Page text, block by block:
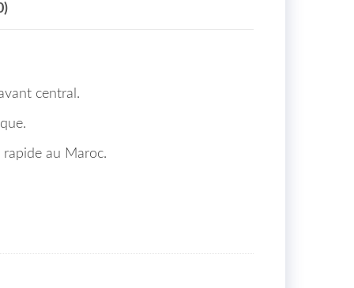
central.
au Maroc.